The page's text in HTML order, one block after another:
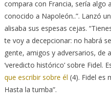
compara con Francia, sería algo
conocido a Napoleón..”. Lanzó
alisaba sus espesas cejas.
te voy a decepcionar: no habrá
gente, amigos y adversarios, de
‘veredicto histórico’ sobre Fidel.
que escribir sobre él (4). Fidel es
Hasta la tumba”.